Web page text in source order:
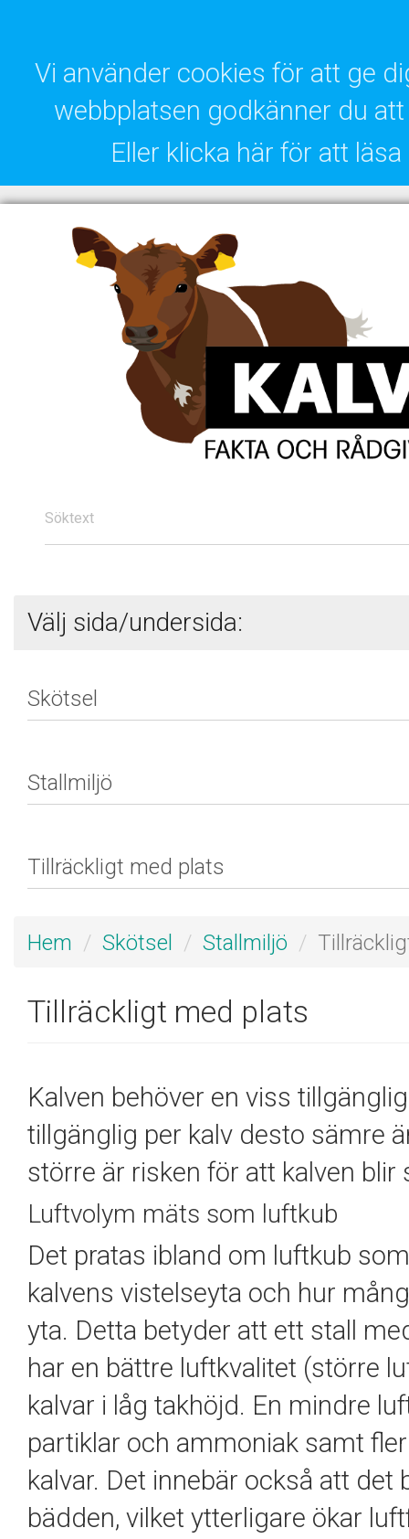
Vi använder cookies för att ge
webbplatsen godkänner du
Eller klicka här för att
Söktext
Välj sida/undersida:
Hem Skötsel Stallmiljö
Tillräckligt med plats
Kalven behöver en viss
tillgänglig per kalv desto sämre
större är risken för att kalven blir
Luftvolym mäts som luftkub
Det pratas ibland om luftkub
kalvens vistelseyta och hur
yta. Detta betyder att ett stall
har en bättre luftkvalitet (större
kalvar i låg takhöjd. En mindre
partiklar och ammoniak samt
kalvar. Det innebär också att
bädden, vilket ytterligare ökar